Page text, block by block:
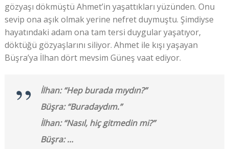
gözyaşı dökmüştü Ahmet’in yaşattıkları yüzünden. Onu
sevip ona aşık olmak yerine nefret duymuştu. Şimdiyse
hayatındaki adam ona tam tersi duygular yaşatıyor,
döktüğü gözyaşlarını siliyor. Ahmet ile kışı yaşayan
Büşra’ya İlhan dört mevsim Güneş vaat ediyor.
İlhan: “Hep burada mıydın?”
Büşra: “Buradaydım.”
İlhan: “Nasıl, hiç gitmedin mi?”
Büşra: …